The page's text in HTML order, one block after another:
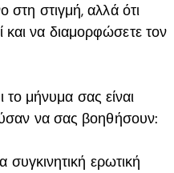
στη στιγμή, αλλά ότι
και να διαμορφώσετε τον
το μήνυμα σας είναι
να σας βοηθήσουν:
συγκινητική ερωτική